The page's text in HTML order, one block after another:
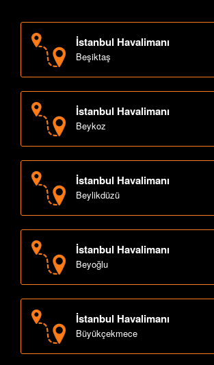
İstanbul Havalimanı
Beşiktaş
İstanbul Havalimanı
Beykoz
İstanbul Havalimanı
Beylikdüzü
İstanbul Havalimanı
Beyoğlu
İstanbul Havalimanı
Büyükçekmece